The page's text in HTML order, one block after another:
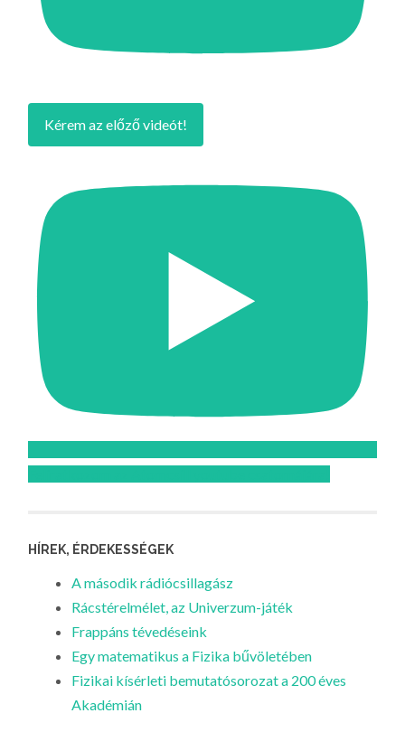
Kérem az előző videót!
HÍREK, ÉRDEKESSÉGEK
A második rádiócsillagász
Rácstérelmélet, az Univerzum-játék
Frappáns tévedéseink
Egy matematikus a Fizika bűvöletében
Fizikai kísérleti bemutatósorozat a 200 éves
Akadémián